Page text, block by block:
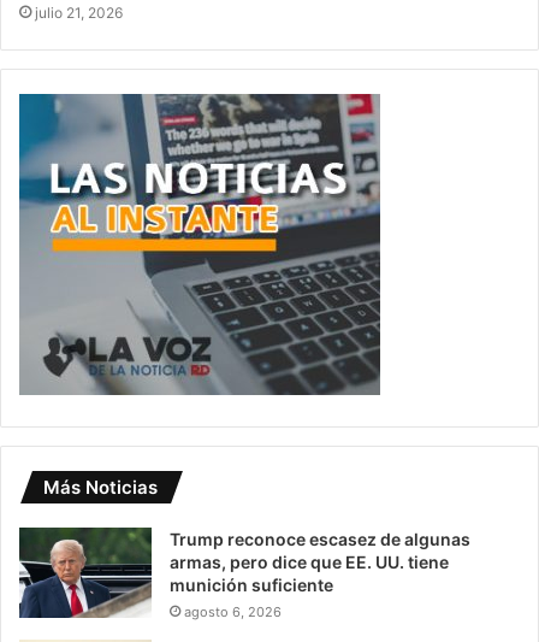
julio 21, 2026
Más Noticias
Trump reconoce escasez de algunas
armas, pero dice que EE. UU. tiene
munición suficiente
agosto 6, 2026